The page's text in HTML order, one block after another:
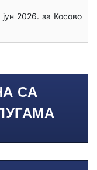
2026. за Косово
СА